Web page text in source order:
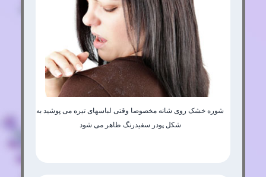
شوره خشک روی شانه مخصوصا وقتی لباسهای تیره می پوشید به
شکل پودر سفیدرنگ ظاهر می شود